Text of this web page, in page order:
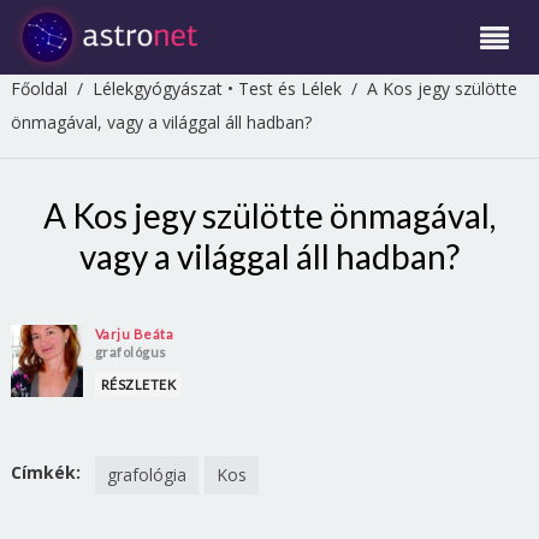
Főoldal / Lélekgyógyászat• Test és Lélek/ A Kos jegy szülötte
önmagával, vagy a világgal áll hadban?
A Kos jegy szülötte önmagával,
vagy a világgal áll hadban?
Varju Beáta
grafológus
RÉSZLETEK
Címkék: grafológia Kos